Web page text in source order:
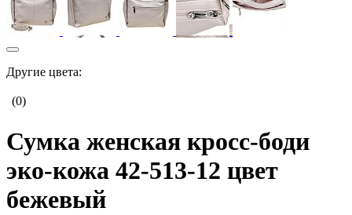
Другие цвета:
(0)
Сумка женская кросс-боди
эко-кожа 42-513-12 цвет
бежевый